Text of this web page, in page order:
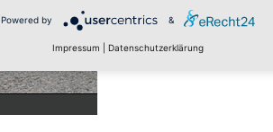
Powered by &
Impressum Datenschutzerklärung